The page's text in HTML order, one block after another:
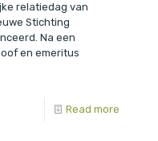
relatiedag van
Stichting
Na een
en emeritus
Read more